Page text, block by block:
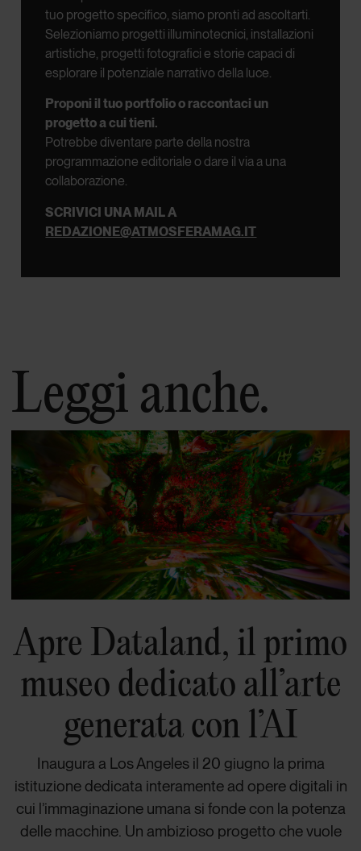
tuo progetto specifico, siamo pronti ad ascoltarti.
Selezioniamo progetti illuminotecnici, installazioni
artistiche, progetti fotografici e storie capaci di
esplorare il potenziale narrativo della luce.
Proponi il tuo portfolio o raccontaci un
progetto a cui tieni.
Potrebbe diventare parte della nostra
programmazione editoriale o dare il via a una
collaborazione.
SCRIVICI UNA MAIL A
REDAZIONE@ATMOSFERAMAG.IT
Leggi anche.
Apre Dataland, il primo
museo dedicato all’arte
generata con l’AI
Inaugura a Los Angeles il 20 giugno la prima
istituzione dedicata interamente ad opere digitali in
cui l’immaginazione umana si fonde con la potenza
delle macchine. Un ambizioso progetto che vuole